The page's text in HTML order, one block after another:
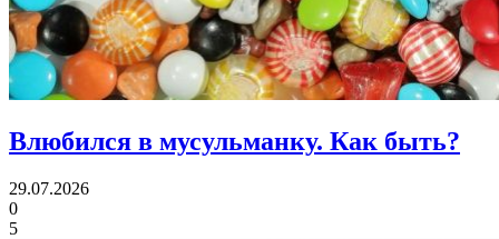
Влюбился в мусульманку. Как быть?
29.07.2026
0
5